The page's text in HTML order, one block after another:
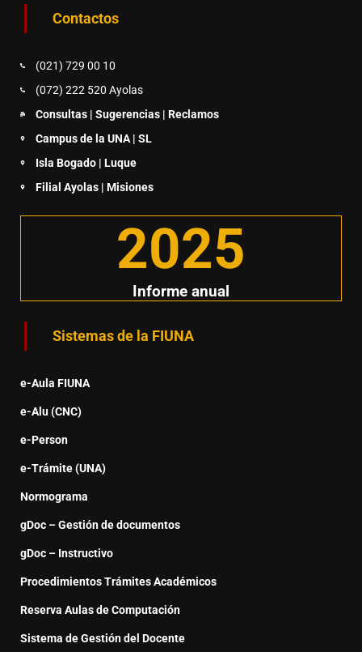
Contactos
(021) 729 00 10
(072) 222 520 Ayolas
Consultas | Sugerencias | Reclamos
Campus de la UNA | SL
Isla Bogado | Luque
Filial Ayolas | Misiones
Informe anual
2025
Sistemas de la FIUNA
e-Aula FIUNA
e-Alu (CNC)
e-Person
e-Trámite (UNA)
Normograma
gDoc – Gestión de documentos
gDoc – Instructivo
Procedimientos Trámites Académicos
Reserva Aulas de Computación
Sistema de Gestión del Docente